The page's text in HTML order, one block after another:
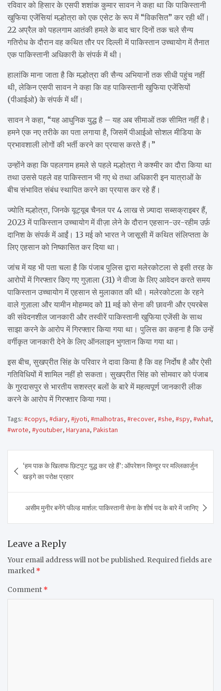
रविवार को हिसार के एसपी शशांक कुमार सावन ने कहा था कि पाकिस्तानी
खुफिया एजेंसियां ​​मल्होत्रा ​​को एक एसेट के रूप में “विकसित” कर रही थीं।
22 अप्रैल को पहलगाम आतंकी हमले के बाद चार दिनों तक चले सैन्य
गतिरोध के दौरान वह कथित तौर पर दिल्ली में पाकिस्तान उच्चायोग में तैनात
एक पाकिस्तानी अधिकारी के संपर्क में थी।
हालांकि माना जाता है कि मल्होत्रा ​​की सैन्य अभियानों तक सीधी पहुंच नहीं
थी, लेकिन एसपी सावन ने कहा कि वह पाकिस्तानी खुफिया एजेंसियों
(पीआईओ) के संपर्क में थीं।
सावन ने कहा, “यह आधुनिक युद्ध है – यह अब सीमाओं तक सीमित नहीं है।
हमने एक नए तरीके का पता लगाया है, जिसमें पीआईओ सोशल मीडिया के
प्रभावशाली लोगों की भर्ती करने का प्रयास करते हैं।”
उन्होंने कहा कि पहलगाम हमले से पहले मल्होत्रा ​​ने कश्मीर का दौरा किया था
तथा उससे पहले वह पाकिस्तान भी गए थे तथा अधिकारी इन यात्राओं के
बीच संभावित संबंध स्थापित करने का प्रयास कर रहे हैं।
ज्योति मल्होत्रा, जिनके यूट्यूब चैनल पर 4 लाख से ज़्यादा सब्सक्राइबर हैं,
2023 में पाकिस्तान उच्चायोग में वीज़ा लेने के दौरान एहसान-उर-रहीम उर्फ़
दानिश के संपर्क में आईं। 13 मई को भारत ने जासूसी में कथित संलिप्तता के
लिए एहसान को निष्कासित कर दिया था।
जांच में यह भी पता चला है कि पंजाब पुलिस द्वारा मलेरकोटला से इसी तरह के
आरोपों में गिरफ्तार किए गए गुज़ाला (31) ने वीजा के लिए आवेदन करते समय
पाकिस्तान उच्चायोग में एहसान से मुलाकात की थी। मलेरकोटला के रहने
वाले गुज़ाला और यामीन मोहम्मद को 11 मई को सेना की छावनी और एयरबेस
की संवेदनशील जानकारी और तस्वीरें पाकिस्तानी खुफिया एजेंसी के साथ
साझा करने के आरोप में गिरफ्तार किया गया था। पुलिस का कहना है कि उन्हें
वर्गीकृत जानकारी देने के लिए ऑनलाइन भुगतान किया गया था।
इस बीच, सुखप्रीत सिंह के परिवार ने दावा किया है कि वह निर्दोष है और ऐसी
गतिविधियों में शामिल नहीं हो सकता। सुखप्रीत सिंह को सोमवार को पंजाब
के गुरदासपुर से भारतीय सशस्त्र बलों के बारे में महत्वपूर्ण जानकारी लीक
करने के आरोप में गिरफ्तार किया गया।
Tags: #copys, #diary, #jyoti, #malhotras, #recover, #she, #spy, #what,
#wrote, #youtuber, Haryana, Pakistan
navigation
‘हम पाक के खिलाफ छिटपुट युद्ध कर रहे हैं’: ऑपरेशन सिन्दूर पर मल्लिकार्जुन
खड़गे का परोक्ष प्रहार
असीम मुनीर बनेंगे फील्ड मार्शल: पाकिस्तानी सेना के शीर्ष पद के बारे में जानिए
Leave a Reply
Your email address will not be published. Required fields are
marked *
Comment *